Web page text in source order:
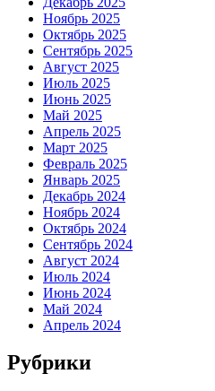
Ноябрь 2025
Октябрь 2025
Сентябрь 2025
Август 2025
Июль 2025
Июнь 2025
Май 2025
Апрель 2025
Март 2025
Февраль 2025
Январь 2025
Декабрь 2024
Ноябрь 2024
Октябрь 2024
Сентябрь 2024
Август 2024
Июль 2024
Июнь 2024
Май 2024
Апрель 2024
Рубрики